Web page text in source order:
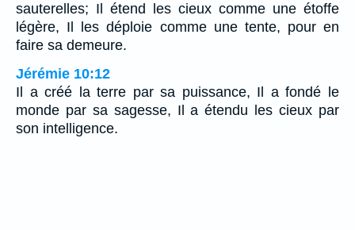
sauterelles; Il étend les cieux comme une étoffe
légère, Il les déploie comme une tente, pour en
faire sa demeure.
Jérémie 10:12
Il a créé la terre par sa puissance, Il a fondé le
monde par sa sagesse, Il a étendu les cieux par
son intelligence.